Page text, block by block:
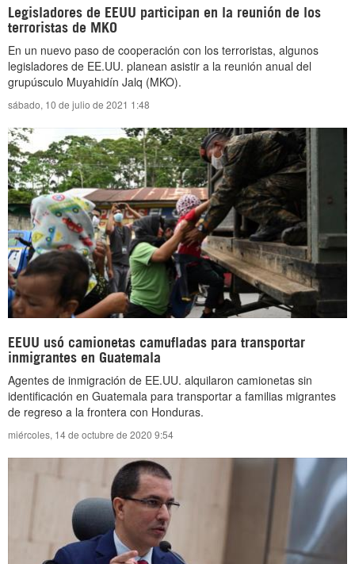
Legisladores de EEUU participan en la reunión de los
terroristas de MKO
En un nuevo paso de cooperación con los terroristas, algunos
legisladores de EE.UU. planean asistir a la reunión anual del
grupúsculo Muyahidín Jalq (MKO).
sábado, 10 de julio de 2021 1:48
EEUU usó camionetas camufladas para transportar
inmigrantes en Guatemala
Agentes de inmigración de EE.UU. alquilaron camionetas sin
identificación en Guatemala para transportar a familias migrantes
de regreso a la frontera con Honduras.
miércoles, 14 de octubre de 2020 9:54